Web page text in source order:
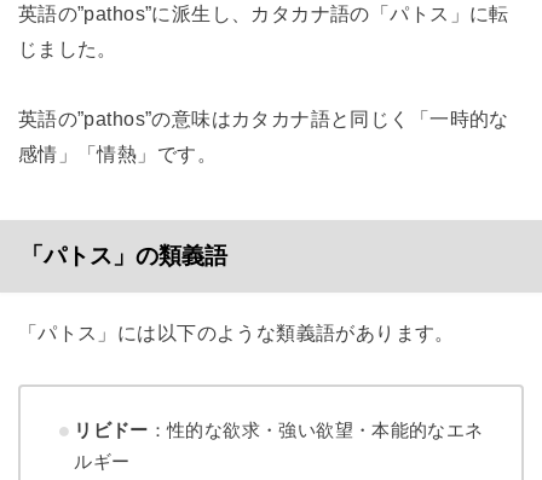
英語の”pathos”に派生し、カタカナ語の「パトス」に転
じました。
英語の”pathos”の意味はカタカナ語と同じく「一時的な
感情」「情熱」です。
「パトス」の類義語
「パトス」には以下のような類義語があります。
リビドー ：性的な欲求・強い欲望・本能的なエネ
ルギー